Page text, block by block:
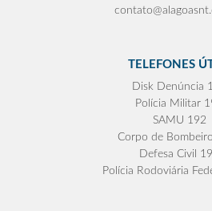
TELEFONES
Disk Denúncia
Polícia Militar
SAMU 192
Corpo de
Defesa Civil
Polícia Rodoviária